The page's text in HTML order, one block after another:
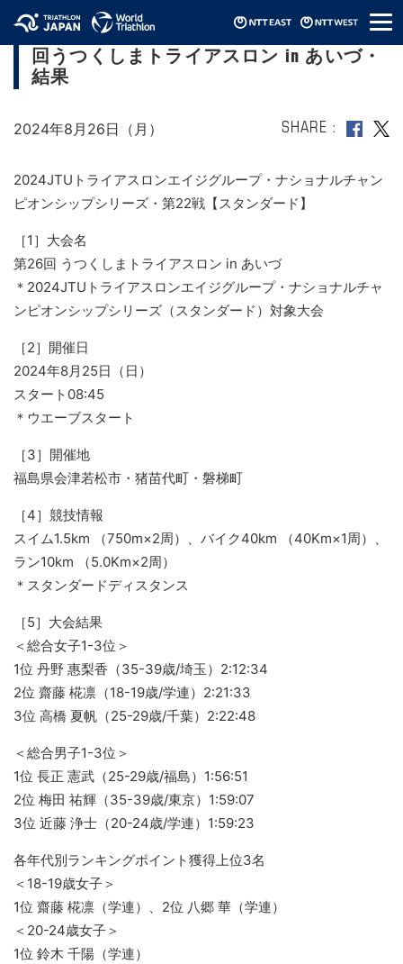
メ
ニ
【2024JTUエイジNCSスタンダード】第26
回うつくしまトライアスロン in あいづ・
結果
2024年8月26日（月） SHARE
2024JTUトライアスロンエイジグループ・ナショナルチャン
ピオンシップシリーズ・第22戦【スタンダード】
［1］大会名
第26回 うつくしまトライアスロン in あいづ
＊2024JTUトライアスロンエイジグループ・ナショナルチャ
ンピオンシップシリーズ（スタンダード）対象大会
［2］開催日
2024年8月25日（日）
スタート08:45
＊ウエーブスタート
［3］開催地
福島県会津若松市・猪苗代町・磐梯町
［4］競技情報
スイム1.5km （750m×2周）、バイク40km （40Km×1周）、
ラン10km （5.0Km×2周）
＊スタンダードディスタンス
［5］大会結果
＜総合女子1-3位＞
1位 丹野 惠梨香（35-39歳/埼玉）2:12:34
2位 齋藤 椛凛（18-19歳/学連）2:21:33
3位 高橋 夏帆（25-29歳/千葉）2:22:48
＜総合男子1-3位＞
1位 長正 憲武（25-29歳/福島）1:56:51
2位 梅田 祐輝（35-39歳/東京）1:59:07
3位 近藤 浄士（20-24歳/学連）1:59:23
各年代別ランキングポイント獲得上位3名
＜18-19歳女子＞
1位 齋藤 椛凛（学連）、2位 八郷 華（学連）
＜20-24歳女子＞
1位 鈴木 千陽（学連）